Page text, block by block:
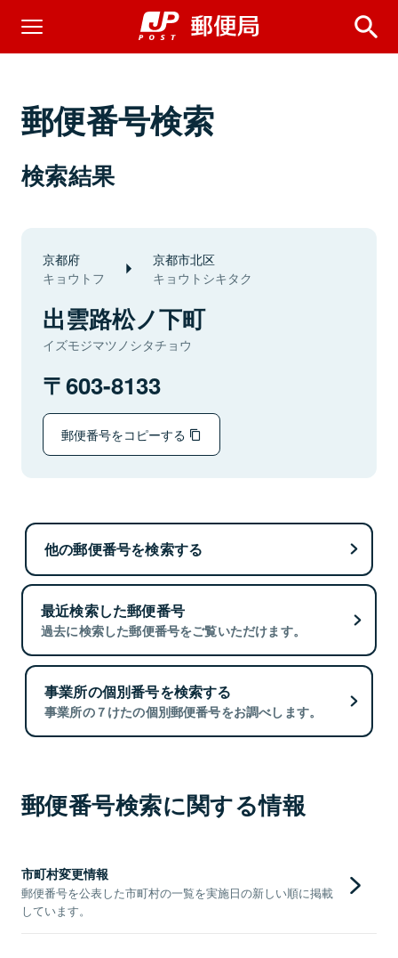
郵便番号検索
検索結果
京都府
キョウトフ
京都市北区
キョウトシキタク
出雲路松ノ下町
イズモジマツノシタチョウ
603-8133
郵便番号をコピーする
他の郵便番号を検索する
最近検索した郵便番号
過去に検索した郵便番号をご覧いただけます。
事業所の個別番号を検索する
事業所の７けたの個別郵便番号をお調べします。
郵便番号検索に関する情報
市町村変更情報
郵便番号を公表した市町村の一覧を実施日の新しい順に掲載
しています。